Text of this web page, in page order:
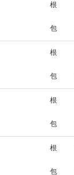
根
包
根
包
根
包
根
包